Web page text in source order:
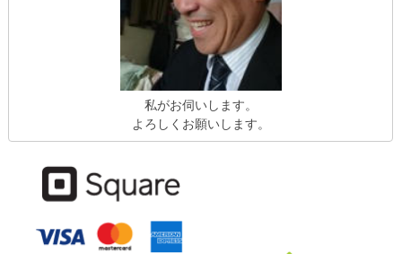
私がお伺いします。
よろしくお願いします。